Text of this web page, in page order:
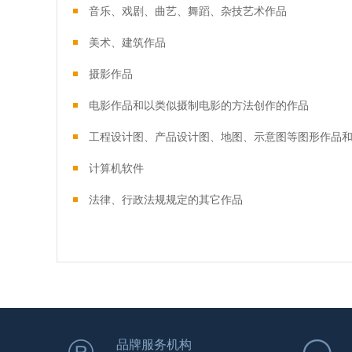
音乐、戏剧、曲艺、舞蹈、杂技艺术作品
美术、建筑作品
摄影作品
电影作品和以类似摄制电影的方法创作的作品
工程设计图、产品设计图、地图、示意图等图形作品
计算机软件
法律、行政法规规定的其它作品
品牌服务机构